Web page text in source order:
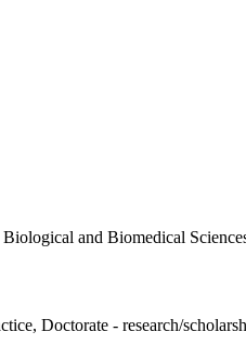
and Biomedical
Doctorate - research/